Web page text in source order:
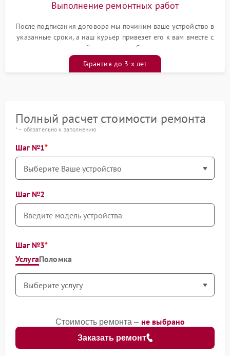
Выполнение ремонтных работ
После подписания договора мы починим ваше устройство в
указанные сроки, а наш курьер привезет его к вам вместе с
гарантийным талоном бесплатно
Гарантия до 3-х лет
Полный расчет стоимости ремонта
* – обязательно к заполнению
Шаг №1
Шаг №2
Шаг №3
УслугаПоломка
Заказать ремонт
Стоимость ремонта – не выбрано